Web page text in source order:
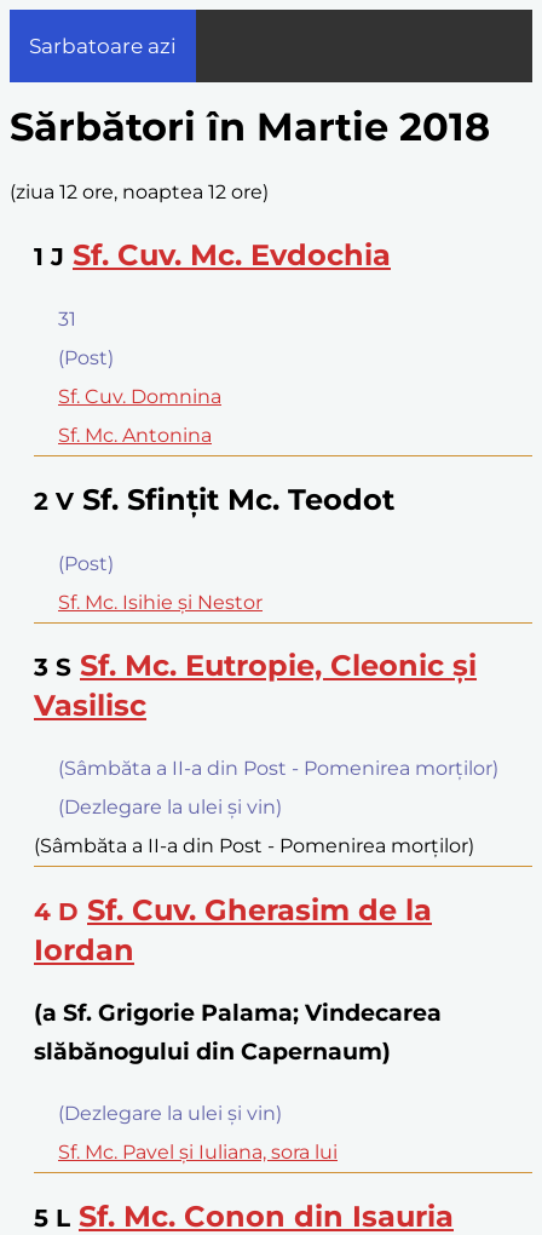
Sarbatoare azi
Sărbători în Martie 2018
(ziua 12 ore, noaptea 12 ore)
1 J Sf. Cuv. Mc. Evdochia
31
(Post)
Sf. Cuv. Domnina
Sf. Mc. Antonina
2 V Sf. Sfinţit Mc. Teodot
(Post)
Sf. Mc. Isihie şi Nestor
3 S Sf. Mc. Eutropie, Cleonic şi
Vasilisc
(Sâmbăta a II-a din Post - Pomenirea morților)
(Dezlegare la ulei şi vin)
(Sâmbăta a II-a din Post - Pomenirea morților)
4 D Sf. Cuv. Gherasim de la
Iordan
(a Sf. Grigorie Palama; Vindecarea
slăbănogului din Capernaum)
(Dezlegare la ulei şi vin)
Sf. Mc. Pavel şi Iuliana, sora lui
5 L Sf. Mc. Conon din Isauria